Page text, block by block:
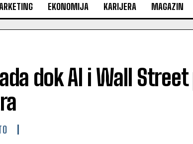
EKONOMIJA KARIJERA MAGAZIN
dok AI i Wall